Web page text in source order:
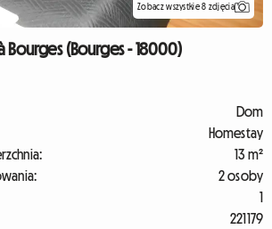
Zobacz wszystkie 8 zdjęcia
Bourges (Bourges - 18000)
Dom
Homestay
13 m²
2 osoby
1
221179